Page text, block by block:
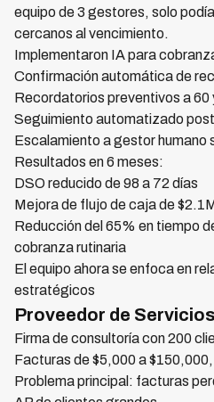
equipo de 3 gestores, solo
cercanos al vencimiento.
Implementaron IA para
Confirmación automática de
Recordatorios preventivos a 60
Seguimiento automatizado
Escalamiento a gestor humano
Resultados en 6 meses:
DSO reducido de 98 a 72 días
Mejora de flujo de caja de
Reducción del 65% en tiempo
cobranza rutinaria
El equipo ahora se enfoca en
estratégicos
Proveedor de
Firma de consultoría con 200
Facturas de $5,000 a
Problema principal: facturas